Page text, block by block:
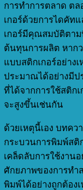
การทำการตลาด ต
เกอร์ด้วยการไดคัท
เกอร์มีคุณสมบัติตา
ต้นทุนการผลิต หาก
แบบสติกเกอร์อย่าง
ประมาณได้อย่างมีป
ที่ได้จากการใช้สติก
จะสูงขึ้นเช่นกัน
ด้วยเหตุนี้เอง บทค
กระบวนการพิมพ์สติ
เคล็ดลับการใช้งาน
ศักยภาพของการทำ
พิมพ์ได้อย่างถูกต้อง